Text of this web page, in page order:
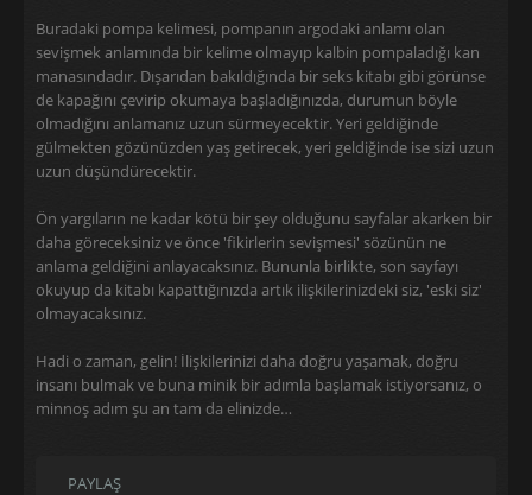
Buradaki pompa kelimesi, pompanın argodaki anlamı olan
sevişmek anlamında bir kelime olmayıp kalbin pompaladığı kan
manasındadır. Dışarıdan bakıldığında bir seks kitabı gibi görünse
de kapağını çevirip okumaya başladığınızda, durumun böyle
olmadığını anlamanız uzun sürmeyecektir. Yeri geldiğinde
gülmekten gözünüzden yaş getirecek, yeri geldiğinde ise sizi uzun
uzun düşündürecektir.
Ön yargıların ne kadar kötü bir şey olduğunu sayfalar akarken bir
daha göreceksiniz ve önce 'fikirlerin sevişmesi' sözünün ne
anlama geldiğini anlayacaksınız. Bununla birlikte, son sayfayı
okuyup da kitabı kapattığınızda artık ilişkilerinizdeki siz, 'eski siz'
olmayacaksınız.
Hadi o zaman, gelin! İlişkilerinizi daha doğru yaşamak, doğru
insanı bulmak ve buna minik bir adımla başlamak istiyorsanız, o
minnoş adım şu an tam da elinizde…
PAYLAŞ